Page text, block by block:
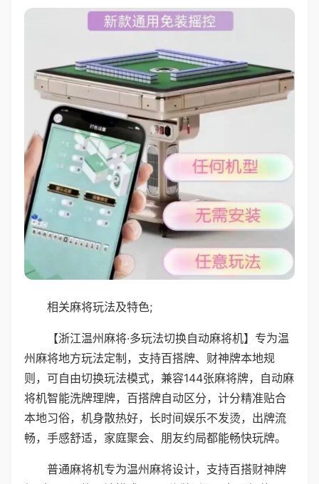
相关麻将玩法及特色;
【浙江温州麻将·多玩法切换自动麻将机】专为温
州麻将地方玩法定制，支持百搭牌、财神牌本地规
则，可自由切换玩法模式，兼容144张麻将牌，自动麻
将机智能洗牌理牌，百搭牌自动区分，计分精准贴合
本地习俗，机身散热好，长时间娱乐不发烫，出牌流
畅，手感舒适，家庭聚会、朋友约局都能畅快玩牌。
普通麻将机专为温州麻将设计，支持百搭财神牌